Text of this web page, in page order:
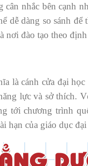
nhắc bên cạnh
dễ dàng so sánh
nơi đào tạo theo
là cánh cửa đại
lực và sở thích.
tới chương trình
hạn của giáo dục